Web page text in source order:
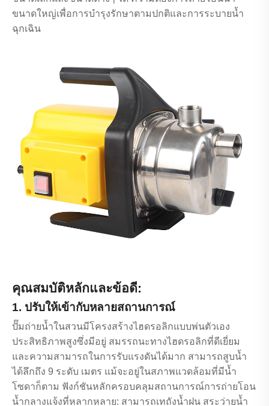
ขนาดใหญ่เพื่อการบำรุงรักษาตามปกติและการระบายน้ำ
ฉุกเฉิน
คุณสมบัติหลักและข้อดี:
1. ปรับให้เข้ากับหลายสถานการณ์
ปั๊มถ่ายน้ำในสวนมีโครงสร้างไฮดรอลิกแบบพ่นตัวเอง
ประสิทธิภาพสูงซึ่งมีอยู่ สมรรถนะทางไฮดรอลิกที่ดีเยี่ยม
และความสามารถในการรับแรงดันได้มาก สามารถสูบน้ำ
ได้ลึกถึง 9 ระดับ เมตร แม้จะอยู่ในสภาพแวดล้อมที่มีน้ำ
โซดาก็ตาม ฟังก์ชันหลักครอบคลุมสถานการณ์การถ่ายโอน
น้ำกลางแจ้งที่หลากหลาย: สามารถเทถังน้ำฝน สระว่ายน้ำ